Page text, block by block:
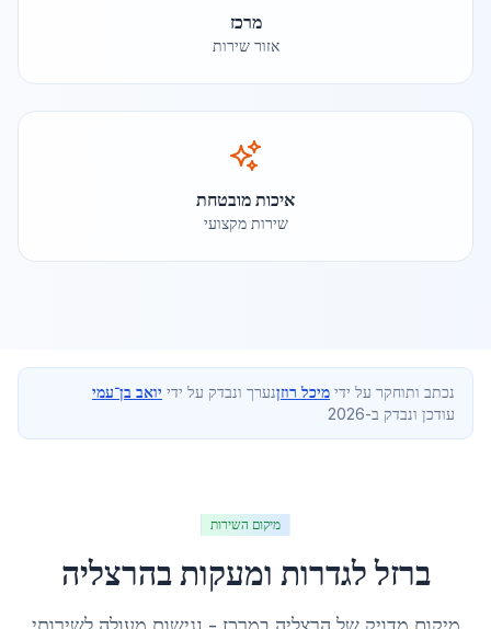
מרכז
אזור שירות
איכות מובטחת
שירות מקצועי
נכתב ותוחקר על ידי מיכל רוזןנערך ונבדק על ידי יואב בן־עמי
עודכן ונבדק ב-2026
מיקום השירות
ברזל לגדרות ומעקות בהרצליה